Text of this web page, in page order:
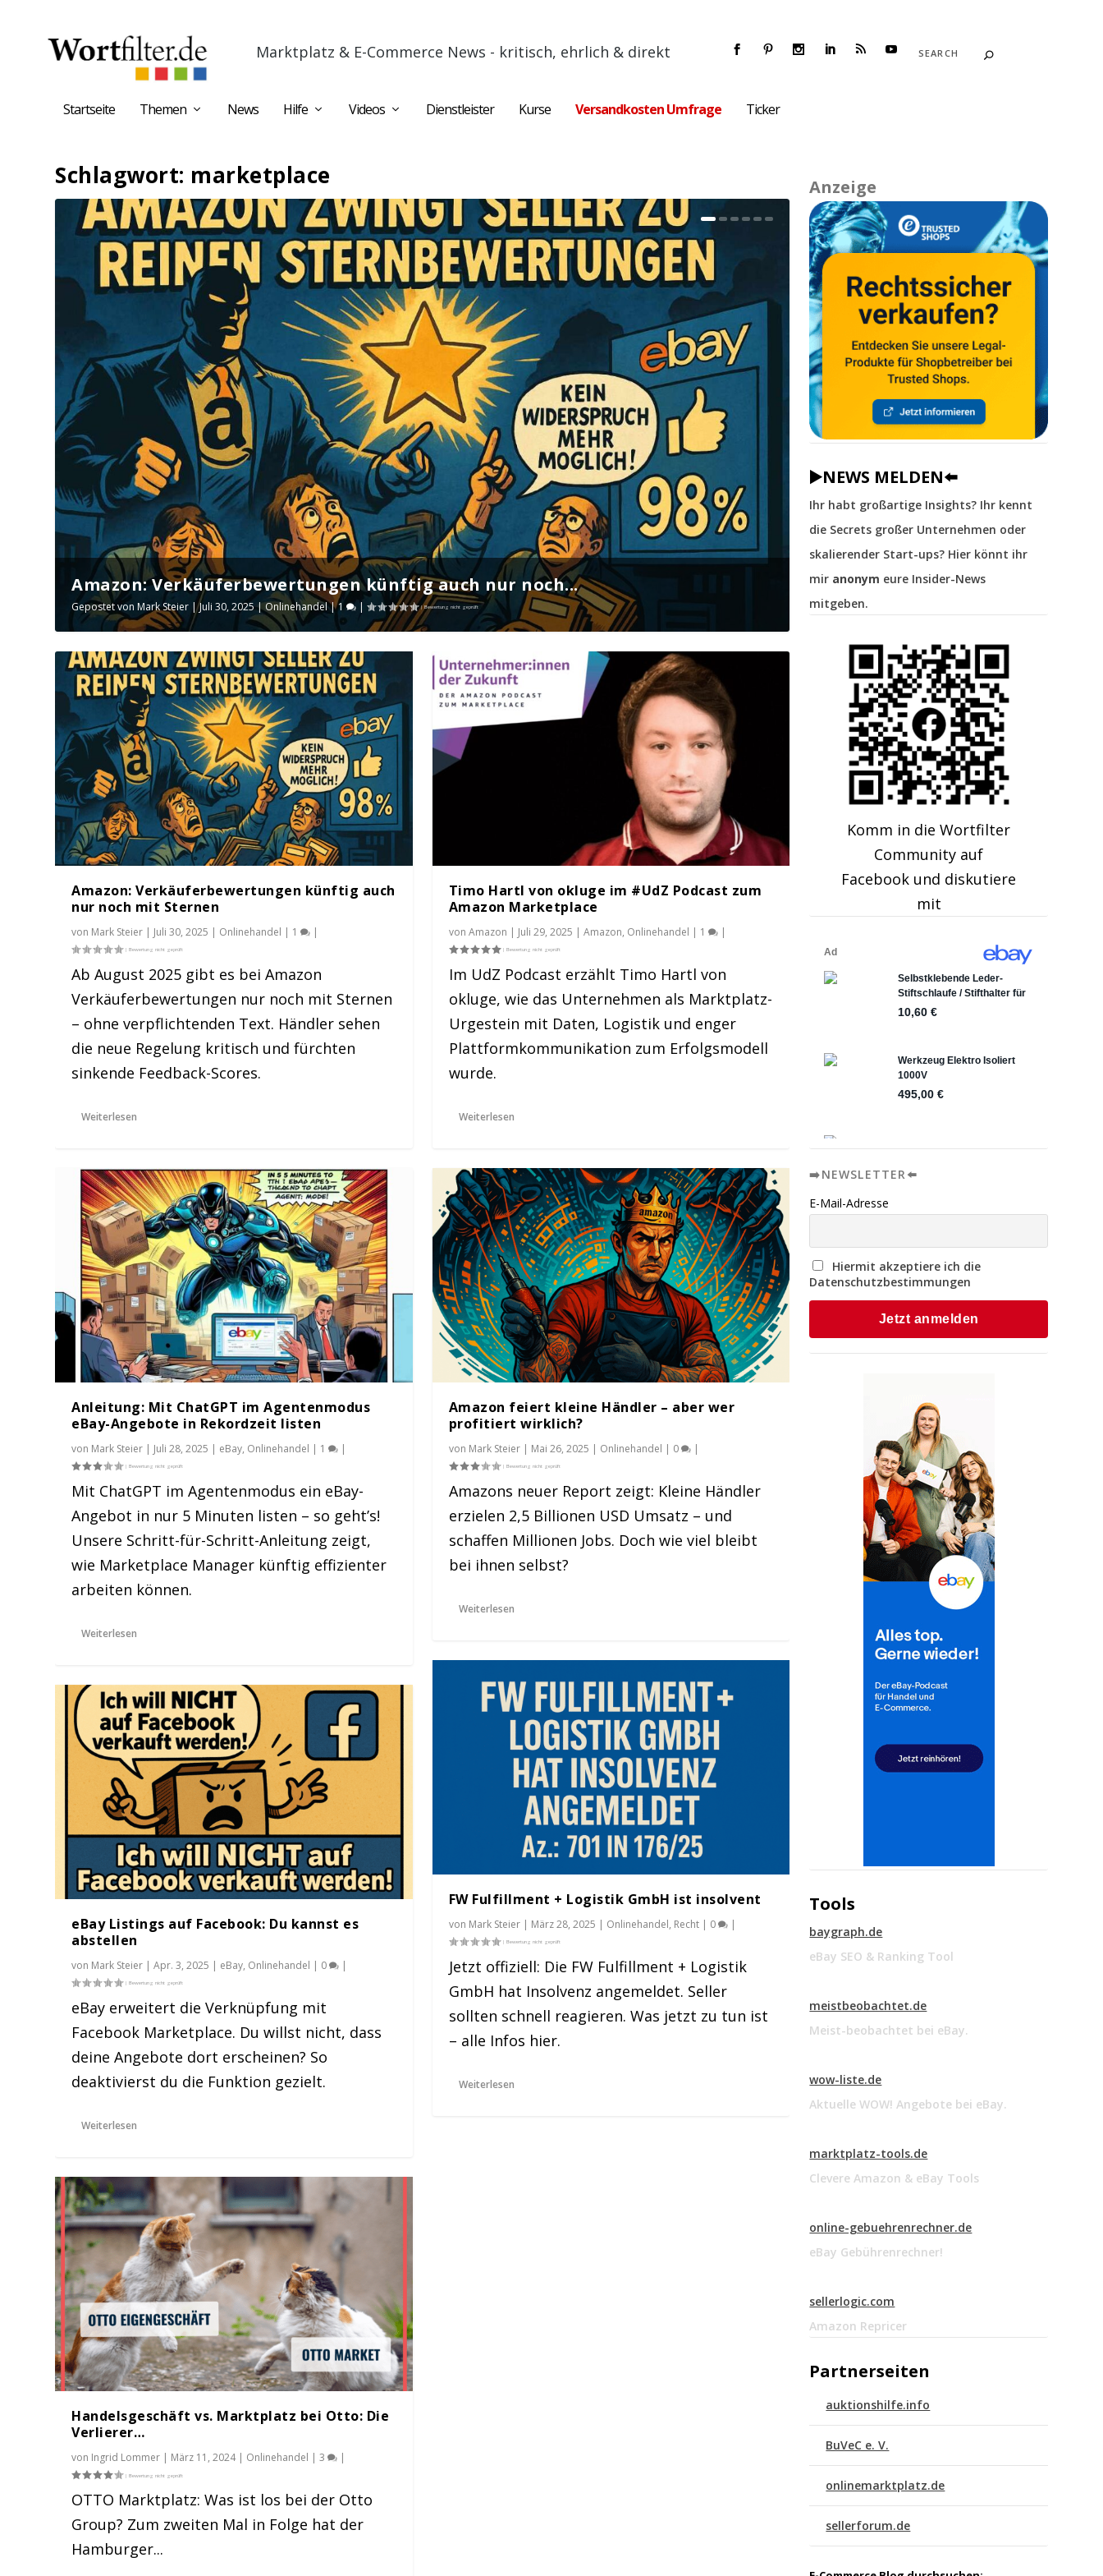
Marktplatz & E-Commerce News - kritisch, ehrlich & direkt
Startseite Themen News Hilfe Videos Dienstleister Kurse Versandkosten Umfrage Ticker
Schlagwort: marketplace
Amazon: Verkäuferbewertungen künftig auch nur noch...
Gepostet vonMark Steier |Juli 30, 2025|Onlinehandel|1 |
Timo Hartl von okluge im #UdZ Podcast zum Amazon M...
Anleitung: Mit ChatGPT im Agentenmodus eBay-Angebo...
Amazon feiert kleine Händler – aber wer profitiert...
eBay Listings auf Facebook: Du kannst es abstellen
FW Fulfillment + Logistik GmbH ist insolvent
Amazon: Verkäuferbewertungen künftig auch
nur noch mit Sternen
von Mark Steier | Juli 30, 2025 | Onlinehandel | 1 |
Ab August 2025 gibt es bei Amazon
Verkäuferbewertungen nur noch mit Sternen
– ohne verpflichtenden Text. Händler sehen
die neue Regelung kritisch und fürchten
sinkende Feedback-Scores.
Weiterlesen
Anleitung: Mit ChatGPT im Agentenmodus
eBay-Angebote in Rekordzeit listen
von Mark Steier | Juli 28, 2025 | eBay, Onlinehandel | 1 |
Mit ChatGPT im Agentenmodus ein eBay-
Angebot in nur 5 Minuten listen – so geht’s!
Unsere Schritt-für-Schritt-Anleitung zeigt,
wie Marketplace Manager künftig effizienter
arbeiten können.
Weiterlesen
eBay Listings auf Facebook: Du kannst es
abstellen
von Mark Steier |Apr. 3, 2025 | eBay, Onlinehandel | 0 |
eBay erweitert die Verknüpfung mit
Facebook Marketplace. Du willst nicht, dass
deine Angebote dort erscheinen? So
deaktivierst du die Funktion gezielt.
Weiterlesen
Handelsgeschäft vs. Marktplatz bei Otto: Die
Verlierer…
von Ingrid Lommer | März 11, 2024| Onlinehandel |3 |
OTTO Marktplatz: Was ist los bei der Otto
Group? Zum zweiten Mal in Folge hat der
Hamburger...
Timo Hartl von okluge im #UdZ Podcast zum
Amazon Marketplace
von Amazon | Juli 29, 2025 | Amazon, Onlinehandel | 1 |
Im UdZ Podcast erzählt Timo Hartl von
okluge, wie das Unternehmen als Marktplatz-
Urgestein mit Daten, Logistik und enger
Plattformkommunikation zum Erfolgsmodell
wurde.
Weiterlesen
Amazon feiert kleine Händler – aber wer
profitiert wirklich?
von Mark Steier| Mai 26, 2025 | Onlinehandel | 0 |
Amazons neuer Report zeigt: Kleine Händler
erzielen 2,5 Billionen USD Umsatz – und
schaffen Millionen Jobs. Doch wie viel bleibt
bei ihnen selbst?
Weiterlesen
FW Fulfillment + Logistik GmbH ist insolvent
von Mark Steier| März 28, 2025 | Onlinehandel, Recht| 0 |
Jetzt offiziell: Die FW Fulfillment + Logistik
GmbH hat Insolvenz angemeldet. Seller
sollten schnell reagieren. Was jetzt zu tun ist
– alle Infos hier.
Weiterlesen
Anzeige
▶️NEWS MELDEN⬅️
Ihr habt großartige Insights? Ihr kennt
die Secrets großer Unternehmen oder
skalierender Start-ups? Hier könnt ihr
mir anonym eure Insider-News
mitgeben.
Komm in die Wortfilter
Community auf
Facebook und diskutiere
mit
➡️NEWSLETTER⬅️
E-Mail-Adresse
Hiermit akzeptiere ich die
Datenschutzbestimmungen
Tools
baygraph.de
eBay SEO & Ranking Tool
meistbeobachtet.de
Meist-beobachtet bei eBay.
wow-liste.de
Aktuelle WOW! Angebote bei eBay.
marktplatz-tools.de
Clevere Amazon & eBay Tools
online-gebuehrenrechner.de
eBay Gebührenrechner!
sellerlogic.com
Amazon Repricer
Partnerseiten
auktionshilfe.info
BuVeC e. V.
onlinemarktplatz.de
sellerforum.de